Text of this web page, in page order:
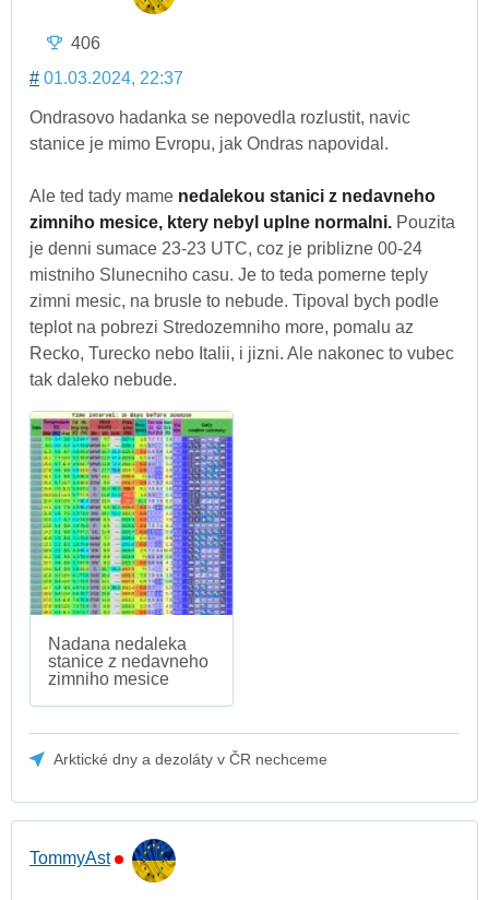
406
# 01.03.2024, 22:37
Ondrasovo hadanka se nepovedla rozlustit, navic
stanice je mimo Evropu, jak Ondras napovidal.
Ale ted tady mame nedalekou stanici z nedavneho
zimniho mesice, ktery nebyl uplne normalni. Pouzita
je denni sumace 23-23 UTC, coz je priblizne 00-24
mistniho Slunecniho casu. Je to teda pomerne teply
zimni mesic, na brusle to nebude. Tipoval bych podle
teplot na pobrezi Stredozemniho more, pomalu az
Recko, Turecko nebo Italii, i jizni. Ale nakonec to vubec
tak daleko nebude.
Nadana nedaleka
stanice z nedavneho
zimniho mesice
Arktické dny a dezoláty v ČR nechceme
TommyAst